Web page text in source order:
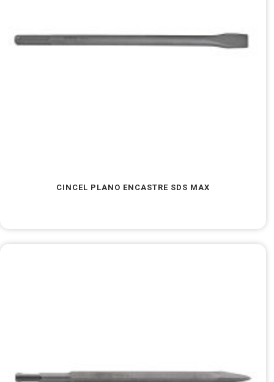
CINCEL PLANO ENCASTRE SDS MAX